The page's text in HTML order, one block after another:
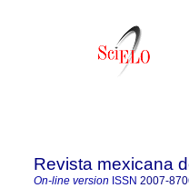
Revista mexicana
On-line version ISSN 2007-